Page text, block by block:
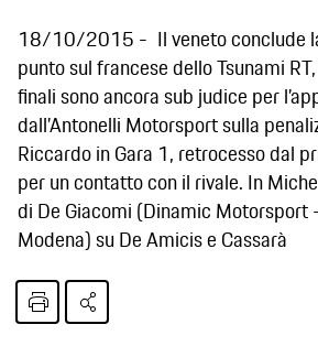
18/10/2015
Il veneto conclude
punto sul francese dello Tsunami
finali sono ancora sub judice per
dall’Antonelli Motorsport sulla
Riccardo in Gara 1, retrocesso dal
per un contatto con il rivale. In
di De Giacomi (Dinamic Motorsport
Modena) su De Amicis e Cassarà